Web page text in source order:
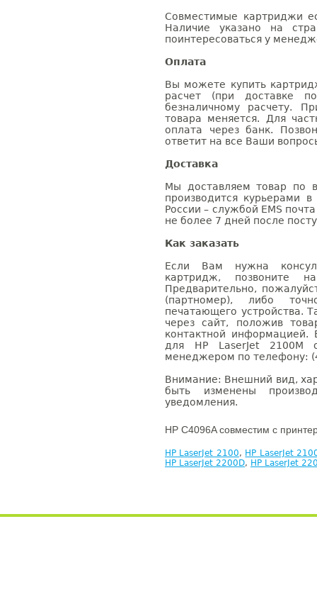
Совместимые картриджи
Наличие указано на
поинтересоваться у
Оплата
Вы можете купить
расчет (при доставке
безналичному расчету.
товара меняется. Для
оплата через банк.
ответит на все Ваши
Доставка
Мы доставляем товар по
производится курьерами
России – службой EMS
не более 7 дней после
Как заказать
Если Вам нужна
картридж, позвоните
Предварительно,
(партномер), либо
печатающего устройства.
через сайт, положив
контактной информацией.
для HP LaserJet
менеджером по телефону:
Внимание: Внешний вид,
быть изменены
уведомления.
HP C4096A совместим с
HP LaserJet 2100, HP LaserJet
HP LaserJet 2200D, HP LaserJet